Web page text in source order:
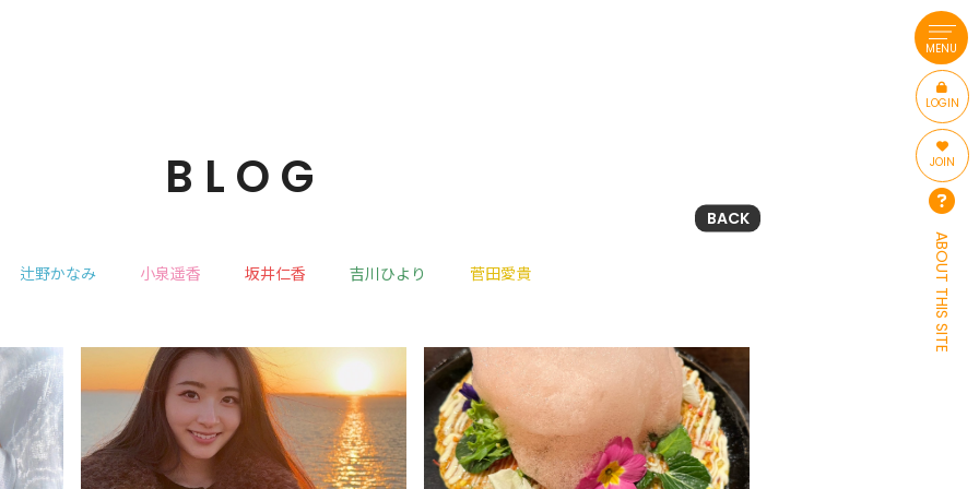
MENU
LOGIN
JOIN
ABOUT THIS SITE
BLOG
BACK
辻野かなみ 小泉遥香 坂井仁香 吉川ひより 菅田愛貴